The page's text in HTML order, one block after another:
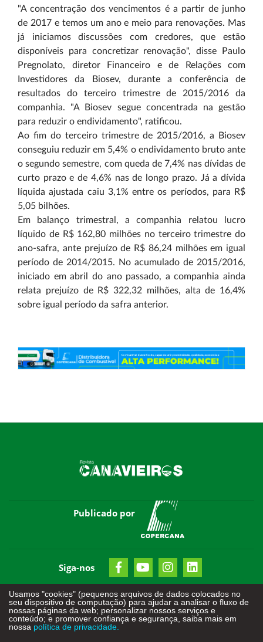
"A concentração dos vencimentos é a partir de junho
de 2017 e temos um ano e meio para renovações. Mas
já iniciamos discussões com credores, que estão
disponíveis para concretizar renovação", disse Paulo
Pregnolato, diretor Financeiro e de Relações com
Investidores da Biosev, durante a conferência de
resultados do terceiro trimestre de 2015/2016 da
companhia. "A Biosev segue concentrada na gestão
para reduzir o endividamento", ratificou.
Ao fim do terceiro trimestre de 2015/2016, a Biosev
conseguiu reduzir em 5,4% o endividamento bruto ante
o segundo semestre, com queda de 7,4% nas dívidas de
curto prazo e de 4,6% nas de longo prazo. Já a dívida
líquida ajustada caiu 3,1% entre os períodos, para R$
5,05 bilhões.
Em balanço trimestral, a companhia relatou lucro
líquido de R$ 162,80 milhões no terceiro trimestre do
ano-safra, ante prejuízo de R$ 86,24 milhões em igual
período de 2014/2015. No acumulado de 2015/2016,
iniciado em abril do ano passado, a companhia ainda
relata prejuízo de R$ 322,32 milhões, alta de 16,4%
sobre igual período da safra anterior.
Publicado por
Siga-nos
Todos os direitos reservados - © 2026
Usamos "cookies" (pequenos arquivos de dados colocados no
seu dispositivo de computação) para ajudar a analisar o fluxo de
nossas páginas da web; personalizar nossos serviços e
conteúdo; e promover confiança e segurança, saiba mais em
nossa política de privacidade.